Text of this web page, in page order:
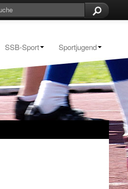
SSB-Sport Sportjugend